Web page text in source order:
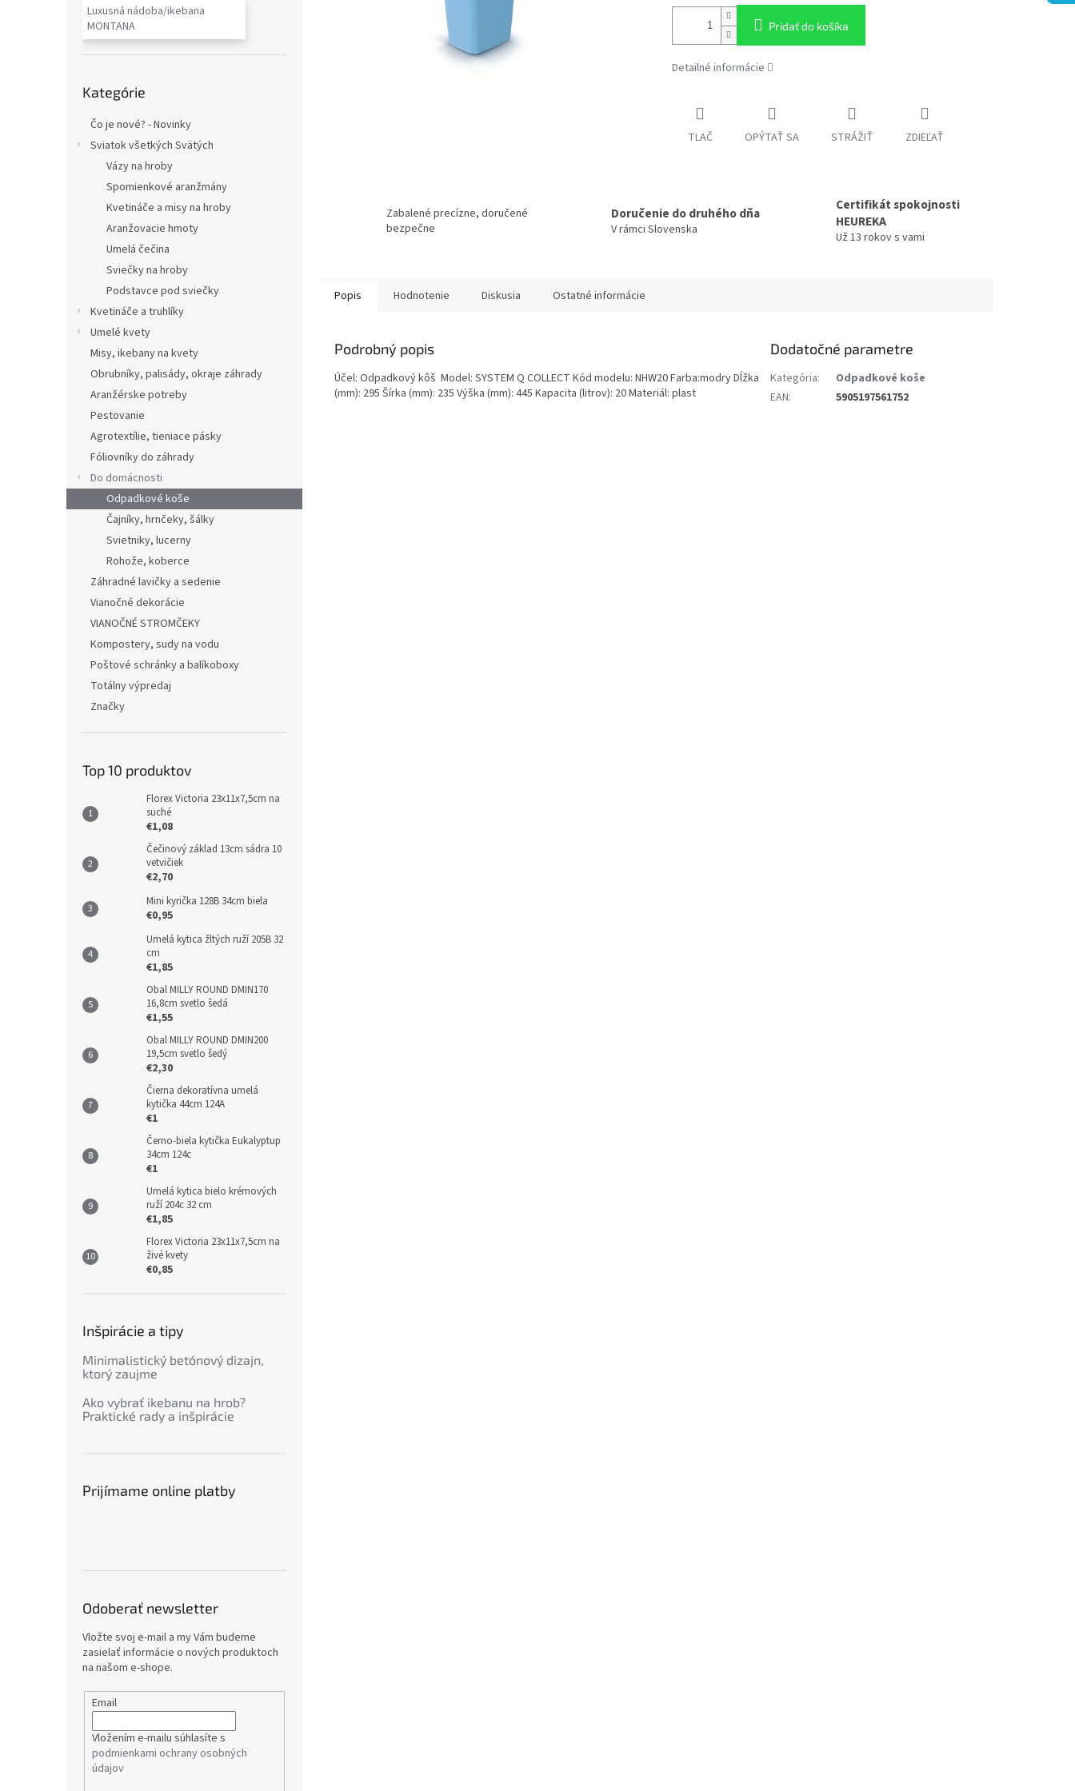
Luxusná nádoba/ikebana
MONTANA
kategórie
Kategórie
Čo je nové? - Novinky
Sviatok všetkých Svätých
Vázy na hroby
Spomienkové aranžmány
Kvetináče a misy na hroby
Aranžovacie hmoty
Umelá čečina
Sviečky na hroby
Podstavce pod sviečky
Kvetináče a truhlíky
Umelé kvety
Misy, ikebany na kvety
Obrubníky, palisády, okraje záhrady
Aranžérske potreby
Pestovanie
Agrotextílie, tieniace pásky
Fóliovníky do záhrady
Do domácnosti
Odpadkové koše
Čajníky, hrnčeky, šálky
Svietniky, lucerny
Rohože, koberce
Záhradné lavičky a sedenie
Vianočné dekorácie
VIANOČNÉ STROMČEKY
Kompostery, sudy na vodu
Poštové schránky a balíkoboxy
Totálny výpredaj
Značky
Top 10 produktov
Florex Victoria 23x11x7,5cm na
suché
€1,08
Čečinový základ 13cm sádra 10
vetvičiek
€2,70
Mini kyrička 128B 34cm biela
€0,95
Umelá kytica žltých ruží 205B 32
cm
€1,85
Obal MILLY ROUND DMIN170
16,8cm svetlo šedá
€1,55
Obal MILLY ROUND DMIN200
19,5cm svetlo šedý
€2,30
Čierna dekoratívna umelá
kytička 44cm 124A
€1
Černo-biela kytička Eukalyptup
34cm 124c
€1
Umelá kytica bielo krémových
ruží 204c 32 cm
€1,85
Florex Victoria 23x11x7,5cm na
živé kvety
€0,85
Inšpirácie a tipy
Minimalistický betónový dizajn,
ktorý zaujme
Ako vybrať ikebanu na hrob?
Praktické rady a inšpirácie
Prijímame online platby
Odoberať newsletter
Vložte svoj e-mail a my Vám budeme
zasielať informácie o nových produktoch
na našom e-shope.
Email
Vložením e-mailu súhlasíte s
podmienkami ochrany osobných
údajov
Pridať do košíka
Detailné informácie
TLAČ OPÝTAŤ SA STRÁŽIŤ ZDIEĽAŤ
Zabalené precízne, doručené
bezpečne
Doručenie do druhého dňa
V rámci Slovenska
Certifikát spokojnosti
HEUREKA
Už 13 rokov s vami
Popis Hodnotenie Diskusia Ostatné informácie
Podrobný popis
Účel: Odpadkový kôš Model: SYSTEM Q COLLECT Kód modelu: NHW20 Farba:modry Dĺžka
(mm): 295 Šírka (mm): 235 Výška (mm): 445 Kapacita (litrov): 20 Materiál: plast
Dodatočné parametre
Kategória:
Odpadkové koše
EAN: 5905197561752